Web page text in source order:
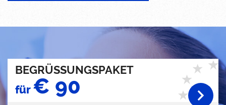
BEGRÜSSUNGSPAKET
für€ 90